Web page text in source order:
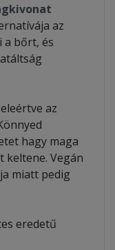
az
a bőrt, és
az
hagy maga
keltene. Vegán
miatt pedig
eredetű